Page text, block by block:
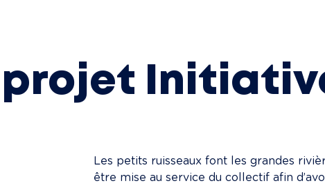
projet
Les petits ruisseaux font les grandes
être mise au service du collectif afin